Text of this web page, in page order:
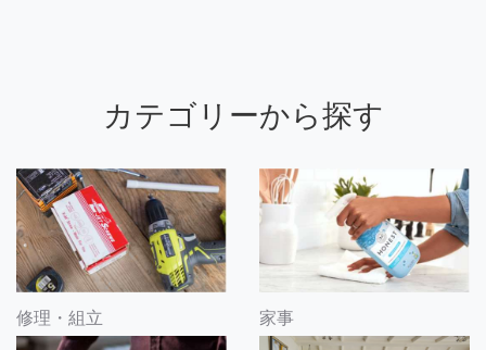
カテゴリーから探す
修理・組立 家事